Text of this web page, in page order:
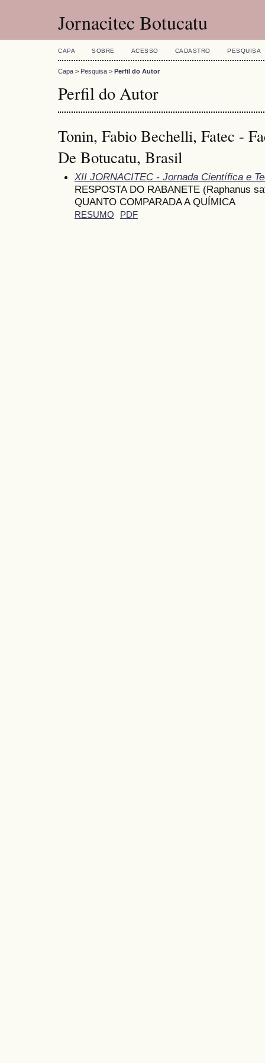
Jornacitec Botucatu
CAPA SOBRE ACESSO CADASTRO PESQUISA
Capa > Pesquisa > Perfil do Autor
Perfil do Autor
Tonin, Fabio Bechelli, Fatec -
De Botucatu, Brasil
XII JORNACITEC - Jornada Científica e
RESPOSTA DO RABANETE (Raphanus
QUANTO COMPARADA A QUÍMICA
RESUMO PDF